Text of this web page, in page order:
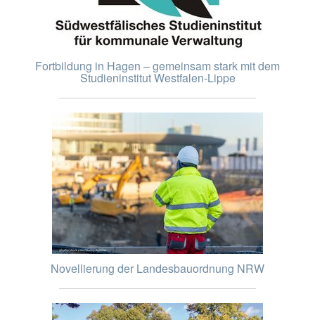
Fortbildung in Hagen – gemeinsam stark mit dem
Studieninstitut Westfalen-Lippe
Novellierung der Landesbauordnung NRW